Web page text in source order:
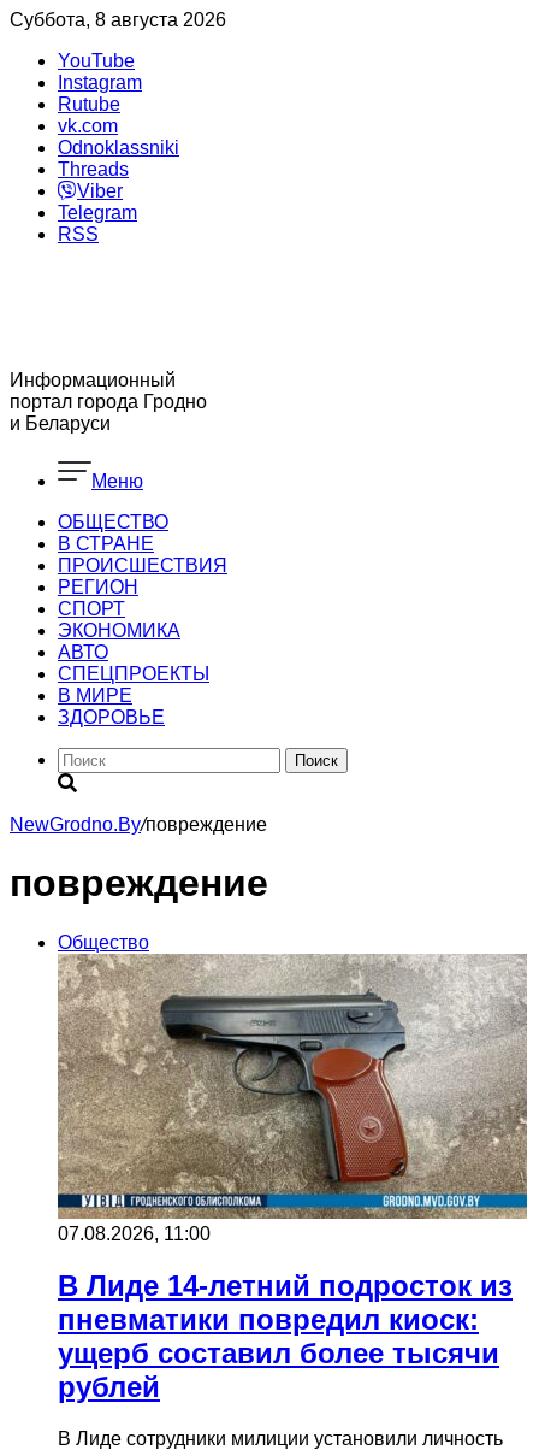
Суббота, 8 августа 2026
YouTube
Instagram
Rutube
vk.com
Odnoklassniki
Threads
Viber
Telegram
RSS
Информационный
портал города Гродно
и Беларуси
Меню
ОБЩЕСТВО
В СТРАНЕ
ПРОИСШЕСТВИЯ
РЕГИОН
CПОРТ
ЭКОНОМИКА
АВТО
СПЕЦПРОЕКТЫ
В МИРЕ
ЗДОРОВЬЕ
Поиск
NewGrodno.By/повреждение
повреждение
Общество
07.08.2026, 11:00
В Лиде 14-летний подросток из
пневматики повредил киоск:
ущерб составил более тысячи
рублей
В Лиде сотрудники милиции установили личность